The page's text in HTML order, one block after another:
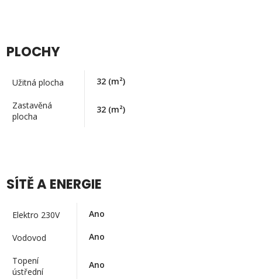
PLOCHY
Užitná plocha 32 (m²)
Zastavěná
plocha
32 (m²)
SÍTĚ A ENERGIE
Elektro 230V Ano
Vodovod Ano
Topení
ústřední
Ano